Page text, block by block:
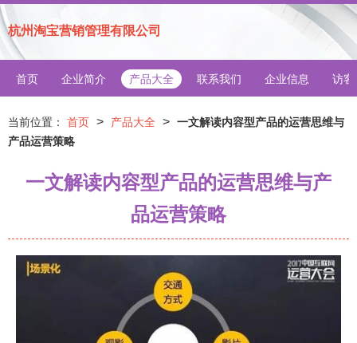
杭州淘宝营销管理有限公司
首页 企业简介 产品大全 联系我们 企业信息 访客
当前位置： 首页 > 产品大全 > 一文解读内容型产品的运营思维与
产品运营策略
一文解读内容型产品的运营思维与产
品运营策略